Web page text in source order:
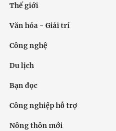
Thế giới
Văn hóa - Giải trí
Công nghệ
Du lịch
Bạn đọc
Công nghiệp hỗ trợ
Nông thôn mới